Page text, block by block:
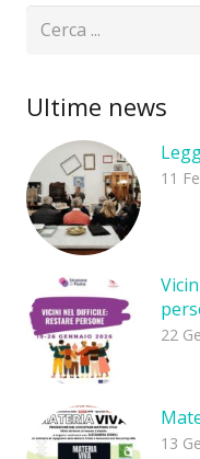
Ultime news
11
22
13